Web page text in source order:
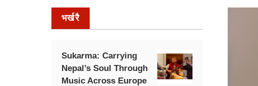
भर्खरै
Sukarma: Carrying
Nepal’s Soul Through
Music Across Europe